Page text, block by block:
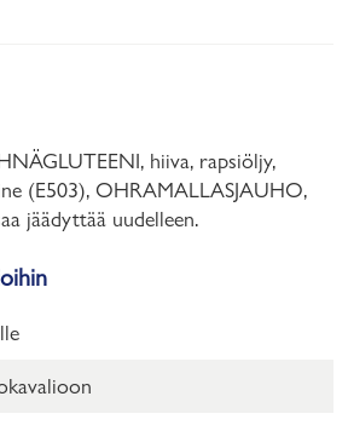
hiiva, rapsiöljy,
(E503), OHRAMALLASJAUHO,
jäädyttää uudelleen.